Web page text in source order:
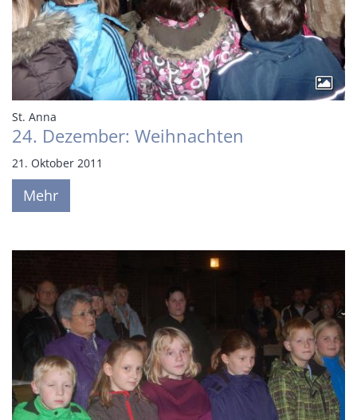
St. Anna
24. Dezember: Weihnachten
21. Oktober 2011
Mehr